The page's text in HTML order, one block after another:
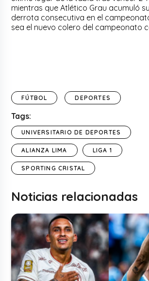
mientras que Atlético Grau acumuló
derrota consecutiva en el
sea el nuevo colero del campeonato
FÚTBOL DEPORTES
Tags:
UNIVERSITARIO DE DEPORTES
ALIANZA LIMA LIGA 1
SPORTING CRISTAL
Noticias relacionadas